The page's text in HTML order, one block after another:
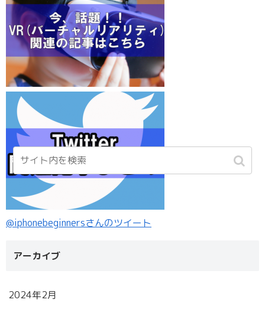
@iphonebeginnersさんのツイート
アーカイブ
2024年2月